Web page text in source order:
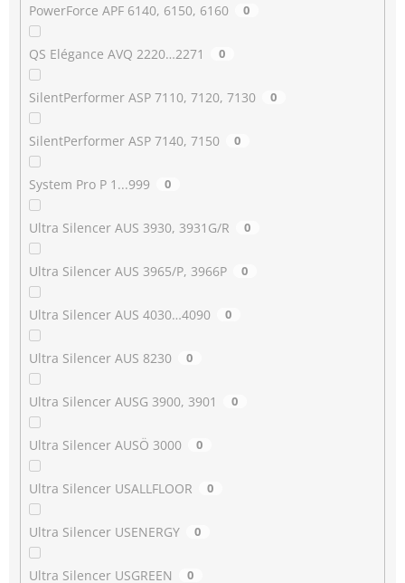
PowerForce APF 6140, 6150, 6160 0
QS Elégance AVQ 2220…2271 0
SilentPerformer ASP 7110, 7120, 7130 0
SilentPerformer ASP 7140, 7150 0
System Pro P 1...999 0
Ultra Silencer AUS 3930, 3931G/R 0
Ultra Silencer AUS 3965/P, 3966P 0
Ultra Silencer AUS 4030…4090 0
Ultra Silencer AUS 8230 0
Ultra Silencer AUSG 3900, 3901 0
Ultra Silencer AUSÖ 3000 0
Ultra Silencer USALLFLOOR 0
Ultra Silencer USENERGY 0
Ultra Silencer USGREEN 0